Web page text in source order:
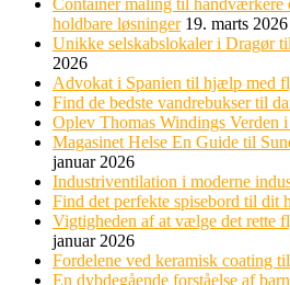
holdbare løsninger 19. marts 2026
Unikke selskabslokaler i Dragør
2026
Advokat i Spanien til hjælp med
Find de bedste vandrebukser til
Oplev Thomas Windings Verden
Magasinet Helse En Guide til
januar 2026
Industriventilation i moderne
Find det perfekte spisebord til dit
Vigtigheden af at vælge det rette
januar 2026
Fordelene ved keramisk coating
En dybdegående forståelse af